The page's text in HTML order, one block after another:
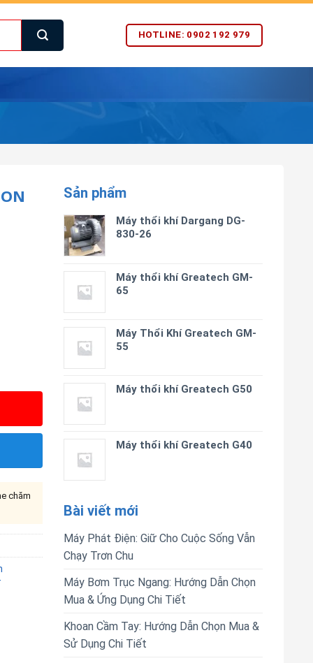
HOTLINE: 0902 192 979
Sản phẩm
Máy thổi khí Dargang DG-
830-26
Máy thổi khí Greatech GM-
65
Máy Thổi Khí Greatech GM-
55
Máy thổi khí Greatech G50
Máy thổi khí Greatech G40
Bài viết mới
Máy Phát Điện: Giữ Cho Cuộc Sống Vẫn
Chạy Trơn Chu
Máy Bơm Trục Ngang: Hướng Dẫn Chọn
Mua & Ứng Dụng Chi Tiết
Khoan Cầm Tay: Hướng Dẫn Chọn Mua &
Sử Dụng Chi Tiết
chăm